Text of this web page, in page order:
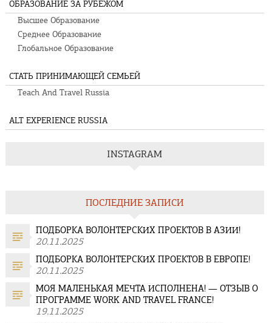
ОБРАЗОВАНИЕ ЗА РУБЕЖОМ
Высшее Образование
Среднее Образование
Глобальное Образование
СТАТЬ ПРИНИМАЮЩЕЙ СЕМЬЕЙ
Teach And Travel Russia
ALT EXPERIENCE RUSSIA
INSTAGRAM
ПОСЛЕДНИЕ ЗАПИСИ
ПОДБОРКА ВОЛОНТЕРСКИХ ПРОЕКТОВ В АЗИИ!
20.11.2025
ПОДБОРКА ВОЛОНТЕРСКИХ ПРОЕКТОВ В ЕВРОПЕ!
20.11.2025
МОЯ МАЛЕНЬКАЯ МЕЧТА ИСПОЛНЕНА! — ОТЗЫВ О
ПРОГРАММЕ WORK AND TRAVEL FRANCE!
19.11.2025